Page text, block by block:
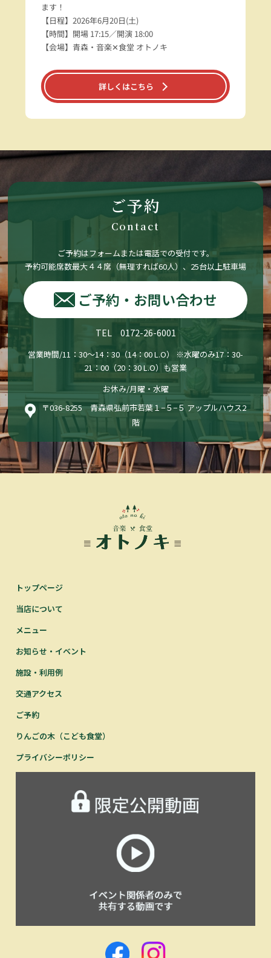
ます！
【日程】2026年6月20日(土)
【時間】開場 17:15／開演 18:00
【会場】青森・音楽✕食堂 オトノキ
詳しくはこちら
ご予約
Contact
ご予約はフォームまたは電話での受付です。
予約可能席数最大４４席（無理すれば60人）、25台以上駐車場
ご予約・お問い合わせ
TEL 0172-26-6001
営業時間/11：30〜14：30（14：00 L.O） ※水曜のみ17：30-
21：00（20：30 L.O）も営業
お休み/月曜・水曜
〒036-8255 青森県弘前市若葉１−５−５ アップルハウス2
階
トップページ
当店について
メニュー
お知らせ・イベント
施設・利用例
交通アクセス
ご予約
りんごの木（こども食堂）
プライバシーポリシー